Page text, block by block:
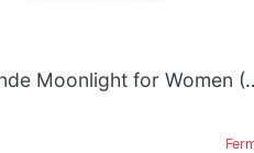
Ariana Grande